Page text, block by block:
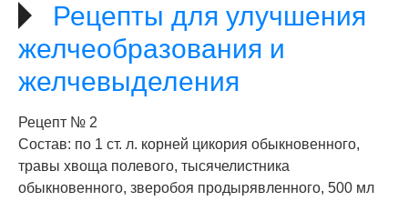
Рецепты для улучшения
желчеобразования и
желчевыделения
Рецепт № 2
Состав: по 1 ст. л. корней цикория обыкновенного,
травы хвоща полевого, тысячелистника
обыкновенного, зверобоя продырявленного, 500 мл